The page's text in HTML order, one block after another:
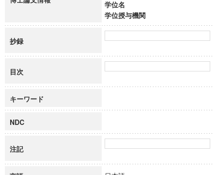
学位名
学位授与機関
抄録
目次
キーワード
NDC
注記